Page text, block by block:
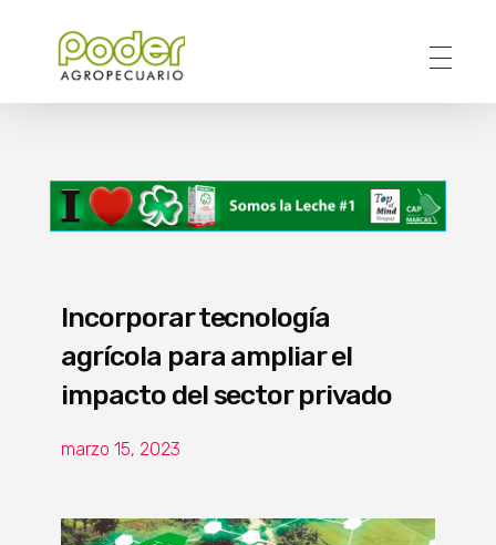
Incorporar tecnología
agrícola para ampliar el
impacto del sector privado
marzo 15, 2023